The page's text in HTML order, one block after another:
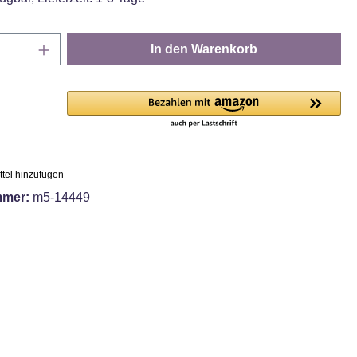
Anzahl: Gib den gewünschten Wert ein
In den Warenkorb
hinzufügen
m5-14449